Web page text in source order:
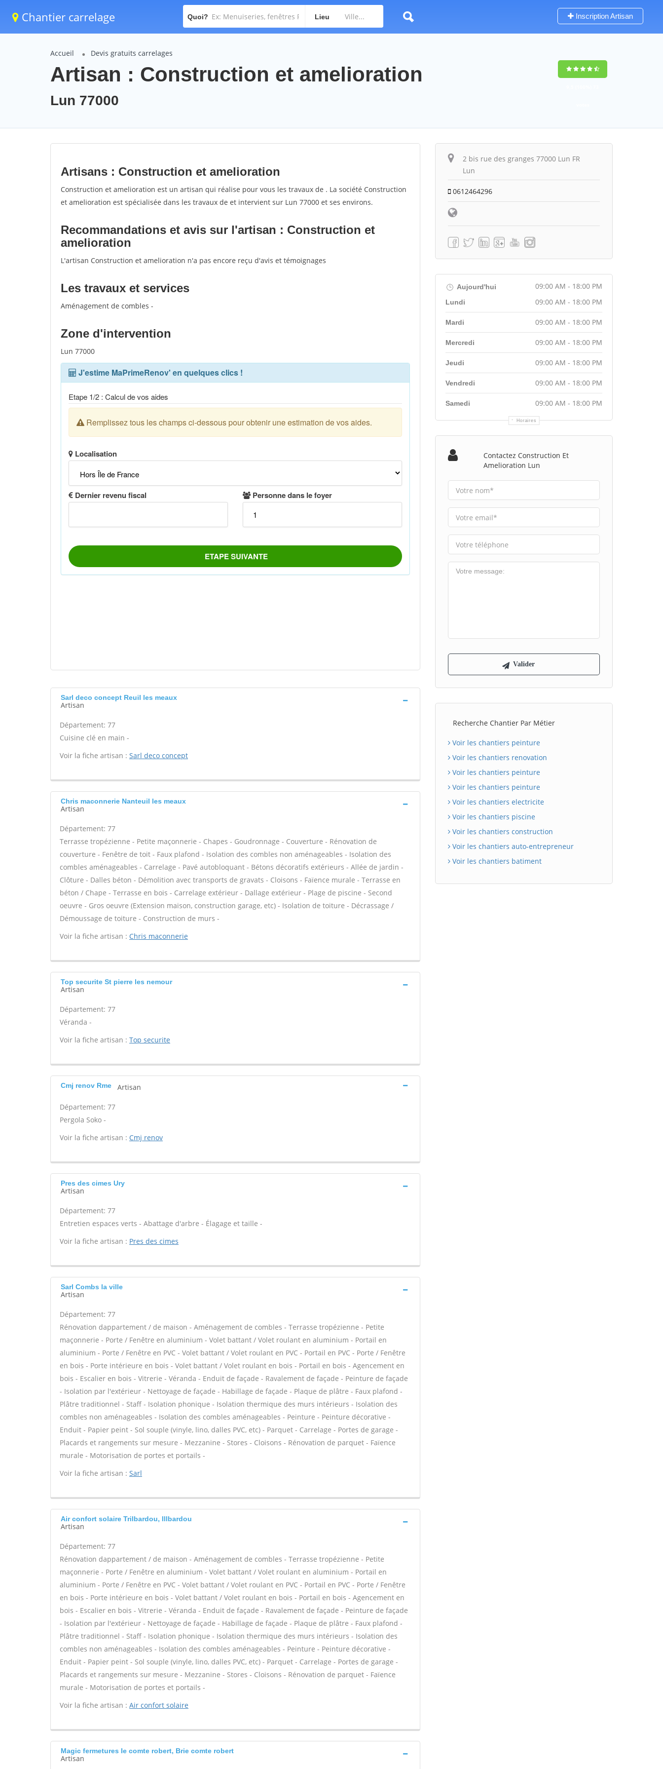
Chantier carrelage Quoi? Lieu Inscription Artisan
Accueil Devis gratuits carrelages
Artisan : Construction et amelioration
Lun 77000
Artisans : Construction et amelioration
Construction et amelioration est un artisan qui réalise pour vous les travaux de . La société Construction
et amelioration est spécialisée dans les travaux de et intervient sur Lun 77000 et ses environs.
Recommandations et avis sur l'artisan : Construction et
amelioration
L'artisan Construction et amelioration n'a pas encore reçu d'avis et témoignages
Les travaux et services
Aménagement de combles -
Zone d'intervention
Lun 77000
Sarl deco concept Reuil les meaux
Artisan
Département: 77
Cuisine clé en main -
Voir la fiche artisan : Sarl deco concept
Chris maconnerie Nanteuil les meaux
Artisan
Département: 77
Terrasse tropézienne - Petite maçonnerie - Chapes - Goudronnage - Couverture - Rénovation de
couverture - Fenêtre de toit - Faux plafond - Isolation des combles non aménageables - Isolation des
combles aménageables - Carrelage - Pavé autobloquant - Bétons décoratifs extérieurs - Allée de jardin -
Clôture - Dalles béton - Démolition avec transports de gravats - Cloisons - Faïence murale - Terrasse en
béton / Chape - Terrasse en bois - Carrelage extérieur - Dallage extérieur - Plage de piscine - Second
oeuvre - Gros oeuvre (Extension maison, construction garage, etc) - Isolation de toiture - Décrassage /
Démoussage de toiture - Construction de murs -
Voir la fiche artisan : Chris maconnerie
Top securite St pierre les nemour
Artisan
Département: 77
Véranda -
Voir la fiche artisan : Top securite
Cmj renov Rme Artisan
Département: 77
Pergola Soko -
Voir la fiche artisan : Cmj renov
Pres des cimes Ury
Artisan
Département: 77
Entretien espaces verts - Abattage d'arbre - Élagage et taille -
Voir la fiche artisan : Pres des cimes
Sarl Combs la ville
Artisan
Département: 77
Rénovation dappartement / de maison - Aménagement de combles - Terrasse tropézienne - Petite
maçonnerie - Porte / Fenêtre en aluminium - Volet battant / Volet roulant en aluminium - Portail en
aluminium - Porte / Fenêtre en PVC - Volet battant / Volet roulant en PVC - Portail en PVC - Porte / Fenêtre
en bois - Porte intérieure en bois - Volet battant / Volet roulant en bois - Portail en bois - Agencement en
bois - Escalier en bois - Vitrerie - Véranda - Enduit de façade - Ravalement de façade - Peinture de façade
- Isolation par l'extérieur - Nettoyage de façade - Habillage de façade - Plaque de plâtre - Faux plafond -
Plâtre traditionnel - Staff - Isolation phonique - Isolation thermique des murs intérieurs - Isolation des
combles non aménageables - Isolation des combles aménageables - Peinture - Peinture décorative -
Enduit - Papier peint - Sol souple (vinyle, lino, dalles PVC, etc) - Parquet - Carrelage - Portes de garage -
Placards et rangements sur mesure - Mezzanine - Stores - Cloisons - Rénovation de parquet - Faïence
murale - Motorisation de portes et portails -
Voir la fiche artisan : Sarl
Air confort solaire Trilbardou, Illbardou
Artisan
Département: 77
Rénovation dappartement / de maison - Aménagement de combles - Terrasse tropézienne - Petite
maçonnerie - Porte / Fenêtre en aluminium - Volet battant / Volet roulant en aluminium - Portail en
aluminium - Porte / Fenêtre en PVC - Volet battant / Volet roulant en PVC - Portail en PVC - Porte / Fenêtre
en bois - Porte intérieure en bois - Volet battant / Volet roulant en bois - Portail en bois - Agencement en
bois - Escalier en bois - Vitrerie - Véranda - Enduit de façade - Ravalement de façade - Peinture de façade
- Isolation par l'extérieur - Nettoyage de façade - Habillage de façade - Plaque de plâtre - Faux plafond -
Plâtre traditionnel - Staff - Isolation phonique - Isolation thermique des murs intérieurs - Isolation des
combles non aménageables - Isolation des combles aménageables - Peinture - Peinture décorative -
Enduit - Papier peint - Sol souple (vinyle, lino, dalles PVC, etc) - Parquet - Carrelage - Portes de garage -
Placards et rangements sur mesure - Mezzanine - Stores - Cloisons - Rénovation de parquet - Faïence
murale - Motorisation de portes et portails -
Voir la fiche artisan : Air confort solaire
Magic fermetures Ie comte robert, Brie comte robert
Artisan
2 bis rue des granges 77000 Lun FR
Lun
0612464296
Aujourd'hui 09:00 AM - 18:00 PM
Horaires
Lundi 09:00 AM - 18:00 PM
Mardi 09:00 AM - 18:00 PM
Mercredi 09:00 AM - 18:00 PM
Jeudi 09:00 AM - 18:00 PM
Vendredi 09:00 AM - 18:00 PM
Samedi 09:00 AM - 18:00 PM
Contactez Construction Et
Amelioration Lun
Recherche Chantier Par Métier
Voir les chantiers peinture
Voir les chantiers renovation
Voir les chantiers peinture
Voir les chantiers peinture
Voir les chantiers electricite
Voir les chantiers piscine
Voir les chantiers construction
Voir les chantiers auto-entrepreneur
Voir les chantiers batiment